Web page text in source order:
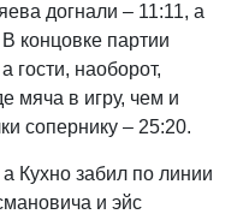
догнали – 11:11, а
концовке партии
гости, наоборот,
мяча в игру, чем и
сопернику – 25:20.
Кухно забил по линии
и эйс